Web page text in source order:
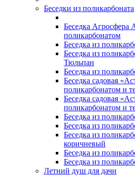
Беседки из поликарбоната
Беседка Агросфера
поликарбонатом
Беседка из
Беседка из
Тюльпан
Беседка из
Беседка садовая
поликарбонатом и
Беседка садовая
поликарбонатом и
Беседка из
Беседка из
Беседка из
коричневый
Беседка из
Беседка из
Летний душ для дачи